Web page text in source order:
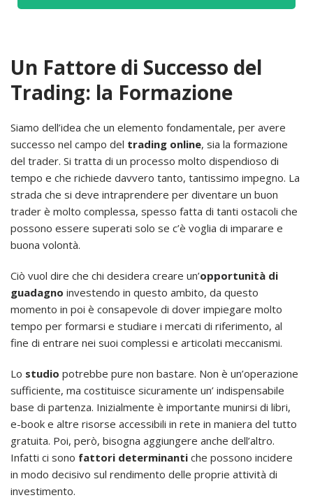
Un Fattore di Successo del
Trading: la Formazione
Siamo dell’idea che un elemento fondamentale, per avere
successo nel campo del trading online, sia la formazione
del trader. Si tratta di un processo molto dispendioso di
tempo e che richiede davvero tanto, tantissimo impegno. La
strada che si deve intraprendere per diventare un buon
trader è molto complessa, spesso fatta di tanti ostacoli che
possono essere superati solo se c’è voglia di imparare e
buona volontà.
Ciò vuol dire che chi desidera creare un’opportunità di
guadagno investendo in questo ambito, da questo
momento in poi è consapevole di dover impiegare molto
tempo per formarsi e studiare i mercati di riferimento, al
fine di entrare nei suoi complessi e articolati meccanismi.
Lo studio potrebbe pure non bastare. Non è un’operazione
sufficiente, ma costituisce sicuramente un’ indispensabile
base di partenza. Inizialmente è importante munirsi di libri,
e-book e altre risorse accessibili in rete in maniera del tutto
gratuita. Poi, però, bisogna aggiungere anche dell’altro.
Infatti ci sono fattori determinanti che possono incidere
in modo decisivo sul rendimento delle proprie attività di
investimento.